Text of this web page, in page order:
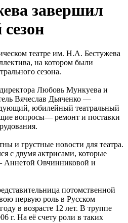
завершил
театре им. Н.А. Бестужева
на котором были
сезона.
Любовь Мункуева и
Вячеслав Дьяченко —
юбилейный театральный
вопросы— ремонт и поставки
и грустные новости для театра.
с двумя актрисами, которые
Аннетой Овчинниковой и
потомственной
первую роль в Русском
в возрасте 12 лет. В труппе
г. На её счету роли в таких